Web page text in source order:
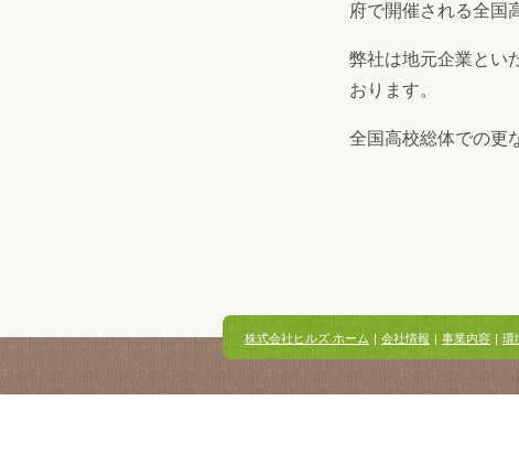
府で開催される全国
弊社は地元企業とい
おります。
全国高校総体での更
株式会社ヒルズ ホーム | 会社情報 | 事業内容 | 環